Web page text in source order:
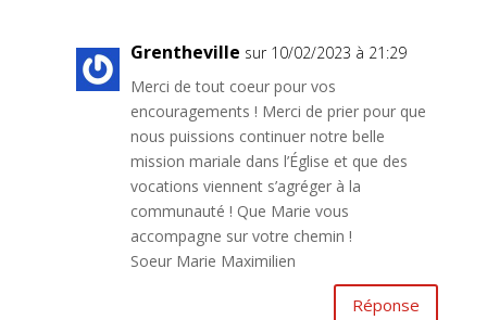
Grentheville sur 10/02/2023 à 21:29
Merci de tout coeur pour vos
encouragements ! Merci de prier pour que
nous puissions continuer notre belle
mission mariale dans l’Église et que des
vocations viennent s’agréger à la
communauté ! Que Marie vous
accompagne sur votre chemin !
Soeur Marie Maximilien
Réponse